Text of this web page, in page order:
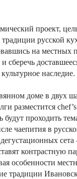
проект,
традиции русской
на местных
сберечь
наследие.
доме в двух
разместится
будут проходить
чаепития в
контрастную
особенности
традиции